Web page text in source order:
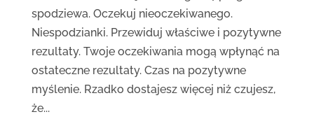
spodziewa. Oczekuj nieoczekiwanego.
Niespodzianki. Przewiduj właściwe i pozytywne
rezultaty. Twoje oczekiwania mogą wpłynąć na
ostateczne rezultaty. Czas na pozytywne
myślenie. Rzadko dostajesz więcej niż czujesz,
że...